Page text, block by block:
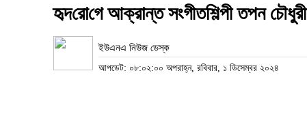
হৃদ‌রো‌গে আক্রান্ত সংগীতশিল্পী তপন চৌধুরী
ইউএনএ নিউজ ডেস্ক
আপডেট: ০৮:০২:০০ অপরাহ্ন, রবিবার, ১ ডিসেম্বর ২০২৪